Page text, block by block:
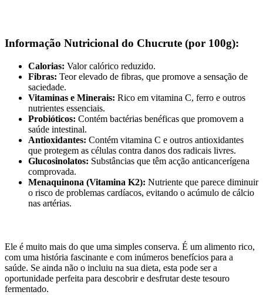
Informação Nutricional do Chucrute (por 100g):
Calorias: Valor calórico reduzido.
Fibras: Teor elevado de fibras, que promove a sensação de
saciedade.
Vitaminas e Minerais: Rico em vitamina C, ferro e outros
nutrientes essenciais.
Probióticos: Contém bactérias benéficas que promovem a
saúde intestinal.
Antioxidantes: Contém vitamina C e outros antioxidantes
que protegem as células contra danos dos radicais livres.
Glucosinolatos: Substâncias que têm acção anticancerígena
comprovada.
Menaquinona (Vitamina K2): Nutriente que parece diminuir
o risco de problemas cardíacos, evitando o acúmulo de cálcio
nas artérias.
Ele é muito mais do que uma simples conserva. É um alimento rico,
com uma história fascinante e com inúmeros benefícios para a
saúde. Se ainda não o incluiu na sua dieta, esta pode ser a
oportunidade perfeita para descobrir e desfrutar deste tesouro
fermentado.